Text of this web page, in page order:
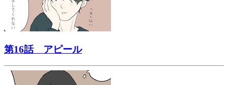
第16話 アピール